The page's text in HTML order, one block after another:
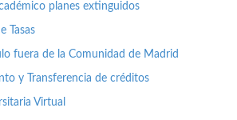
planes extinguidos
Tasas
fuera de la Comunidad de Madrid
y Transferencia de créditos
Virtual